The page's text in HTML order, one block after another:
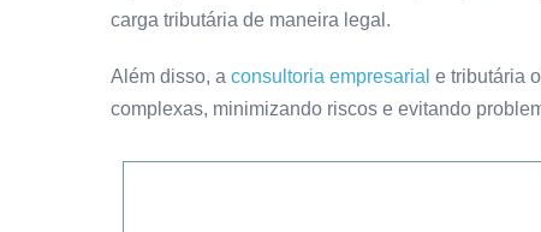
carga tributária de maneira legal.
Além disso, a consultoria empresarial e tributária
complexas, minimizando riscos e evitando